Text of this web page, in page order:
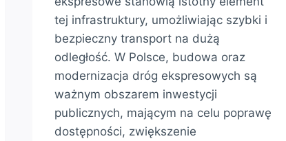
tej infrastruktury, umożliwiając szybki i
bezpieczny transport na dużą
odległość. W Polsce, budowa oraz
modernizacja dróg ekspresowych są
ważnym obszarem inwestycji
publicznych, mającym na celu poprawę
dostępności, zwiększenie